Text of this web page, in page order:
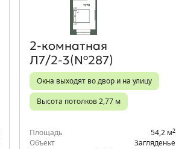
2‑комнатная
Л7/2-3(№287)
Окна выходят во двор и на улицу
Высота потолков 2,77 м
Площадь 54,2 м2
Объект
Загляденье